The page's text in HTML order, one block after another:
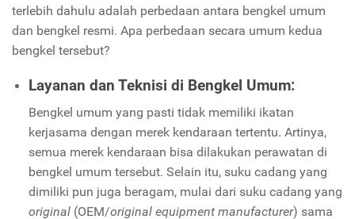
terlebih dahulu adalah perbedaan antara bengkel umum
dan bengkel resmi. Apa perbedaan secara umum kedua
bengkel tersebut?
Layanan dan Teknisi di Bengkel Umum:
Bengkel umum yang pasti tidak memiliki ikatan
kerjasama dengan merek kendaraan tertentu. Artinya,
semua merek kendaraan bisa dilakukan perawatan di
bengkel umum tersebut. Selain itu, suku cadang yang
dimiliki pun juga beragam, mulai dari suku cadang yang
original(OEM/original equipment manufacturer) sama